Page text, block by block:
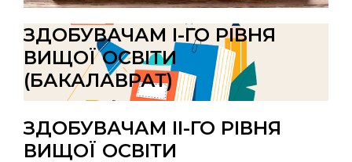
ЗДОБУВАЧАМ I-ГО РІВНЯ
ВИЩОЇ ОСВІТИ
(БАКАЛАВРАТ)
ЗДОБУВАЧАМ II-ГО РІВНЯ
ВИЩОЇ ОСВІТИ